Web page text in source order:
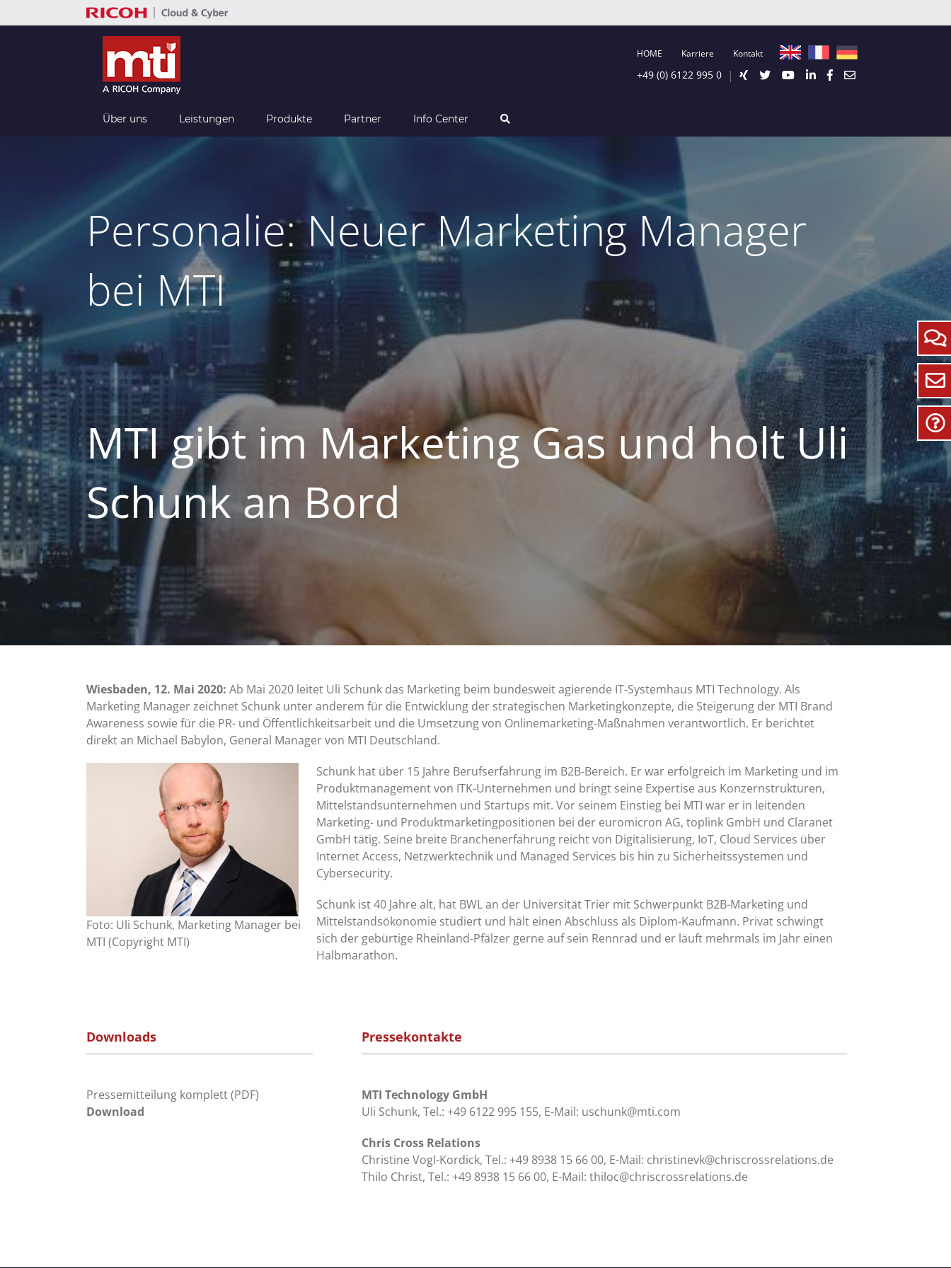
Inhalt
HOME Karriere Kontakt
+49 (0) 6122 995 0 |
Über uns Leistungen Produkte Partner Info Center
Personalie: Neuer Marketing Manager
bei MTI
MTI gibt im Marketing Gas und holt Uli
Schunk an Bord
Wiesbaden, 12. Mai 2020: Ab Mai 2020 leitet Uli Schunk das Marketing beim bundesweit agierende IT-Systemhaus MTI Technology. Als
Marketing Manager zeichnet Schunk unter anderem für die Entwicklung der strategischen Marketingkonzepte, die Steigerung der MTI Brand
Awareness sowie für die PR- und Öffentlichkeitsarbeit und die Umsetzung von Onlinemarketing-Maßnahmen verantwortlich. Er berichtet
direkt an Michael Babylon, General Manager von MTI Deutschland.
Foto: Uli Schunk, Marketing Manager bei
MTI (Copyright MTI)
Schunk hat über 15 Jahre Berufserfahrung im B2B-Bereich. Er war erfolgreich im Marketing und im
Produktmanagement von ITK-Unternehmen und bringt seine Expertise aus Konzernstrukturen,
Mittelstandsunternehmen und Startups mit. Vor seinem Einstieg bei MTI war er in leitenden
Marketing- und Produktmarketingpositionen bei der euromicron AG, toplink GmbH und Claranet
GmbH tätig. Seine breite Branchenerfahrung reicht von Digitalisierung, IoT, Cloud Services über
Internet Access, Netzwerktechnik und Managed Services bis hin zu Sicherheitssystemen und
Cybersecurity.
Schunk ist 40 Jahre alt, hat BWL an der Universität Trier mit Schwerpunkt B2B-Marketing und
Mittelstandsökonomie studiert und hält einen Abschluss als Diplom-Kaufmann. Privat schwingt
sich der gebürtige Rheinland-Pfälzer gerne auf sein Rennrad und er läuft mehrmals im Jahr einen
Halbmarathon.
Downloads Pressekontakte
Pressemitteilung komplett (PDF)
Download
MTI Technology GmbH
Uli Schunk, Tel.: +49 6122 995 155, E-Mail: uschunk@mti.com
Chris Cross Relations
Christine Vogl-Kordick, Tel.: +49 8938 15 66 00, E-Mail: christinevk@chriscrossrelations.de
Thilo Christ, Tel.: +49 8938 15 66 00, E-Mail: thiloc@chriscrossrelations.de